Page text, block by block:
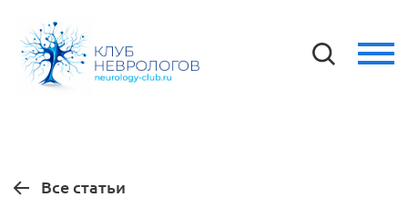
Все статьи